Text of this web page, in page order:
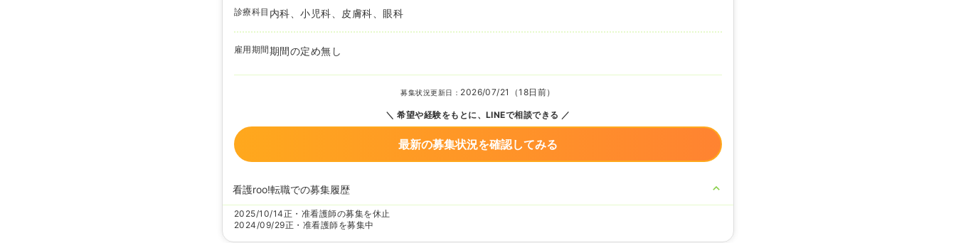
診療科目 内科、小児科、皮膚科、眼科
雇用期間期間の定め無し
募集状況更新日： 2026/07/21（18日前）
希望や経験をもとに、LINEで相談できる
最新の募集状況を確認してみる
看護roo!転職での募集履歴
2025/10/14正・准看護師の募集を休止
2024/09/29正・准看護師を募集中